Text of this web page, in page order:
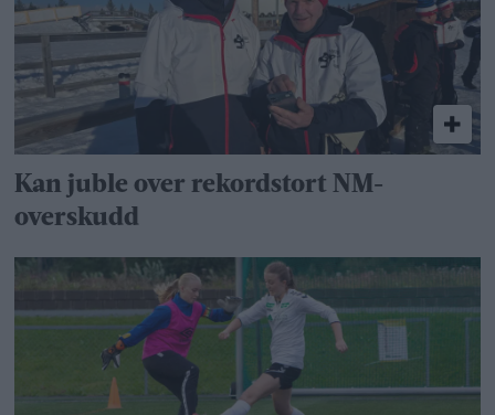
Kan juble over rekordstort NM-
overskudd